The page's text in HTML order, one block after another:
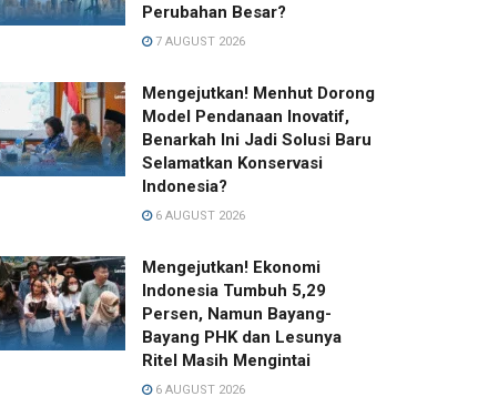
Perubahan Besar?
7 AUGUST 2026
Mengejutkan! Menhut Dorong
Model Pendanaan Inovatif,
Benarkah Ini Jadi Solusi Baru
Selamatkan Konservasi
Indonesia?
6 AUGUST 2026
Mengejutkan! Ekonomi
Indonesia Tumbuh 5,29
Persen, Namun Bayang-
Bayang PHK dan Lesunya
Ritel Masih Mengintai
6 AUGUST 2026